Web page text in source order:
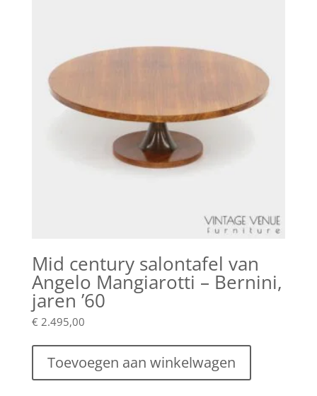
Mid century salontafel van
Angelo Mangiarotti – Bernini,
jaren ’60
€ 2.495,00
Toevoegen aan winkelwagen